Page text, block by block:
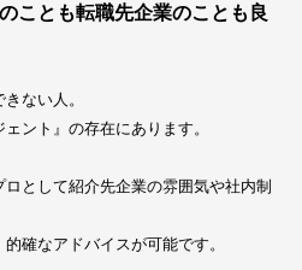
ことも転職先企業のことも良
ない人。
ント』の存在にあります。
として紹介先企業の雰囲気や社内制
確なアドバイスが可能です。